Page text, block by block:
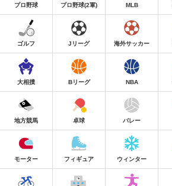
プロ野球 プロ野球(2軍) MLB
ゴルフ Jリーグ 海外サッカー
大相撲 Bリーグ NBA
地方競馬 卓球 バレー
モーター フィギュア ウィンター